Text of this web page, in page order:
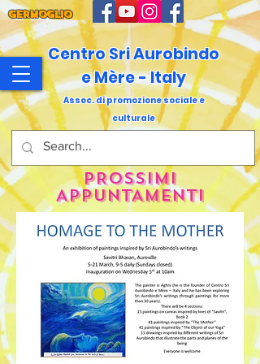
GERMOGLIO
Centro Sri Aurobindo
e Mère - Italy
Assoc. di promozione sociale e
culturale
PROSSIMI
APPUNTAMENTI